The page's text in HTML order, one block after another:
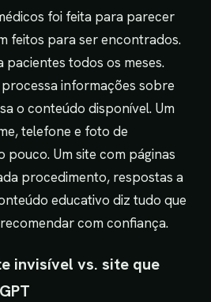
foi feita para parecer
feitos para ser encontrados.
pacientes todos os meses.
informações sobre
o conteúdo disponível. Um
telefone e foto de
pouco. Um site com páginas
procedimento, respostas a
educativo diz tudo que
com confiança.
invisível vs. site que